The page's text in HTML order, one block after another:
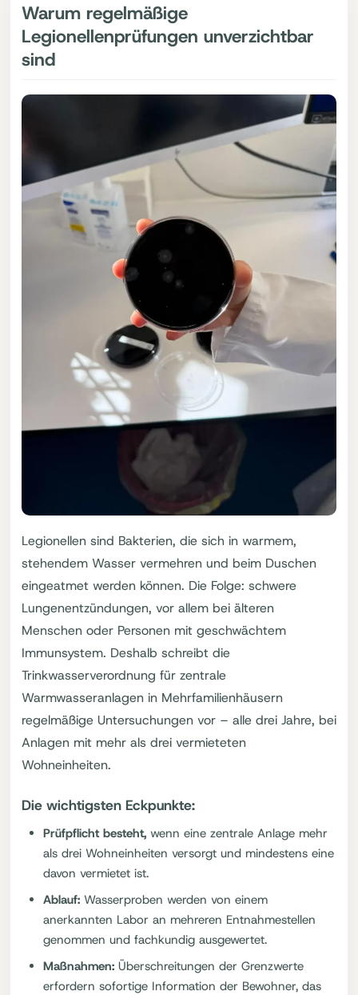
Warum regelmäßige
Legionellenprüfungen unverzichtbar
sind
Legionellen sind Bakterien, die sich in warmem,
stehendem Wasser vermehren und beim Duschen
eingeatmet werden können. Die Folge: schwere
Lungenentzündungen, vor allem bei älteren
Menschen oder Personen mit geschwächtem
Immunsystem. Deshalb schreibt die
Trinkwasserverordnung für zentrale
Warmwasseranlagen in Mehrfamilienhäusern
regelmäßige Untersuchungen vor – alle drei Jahre, bei
Anlagen mit mehr als drei vermieteten
Wohneinheiten.
Die wichtigsten Eckpunkte:
Prüfpflicht besteht, wenn eine zentrale Anlage mehr
als drei Wohneinheiten versorgt und mindestens eine
davon vermietet ist.
Ablauf: Wasserproben werden von einem
anerkannten Labor an mehreren Entnahmestellen
genommen und fachkundig ausgewertet.
Maßnahmen: Überschreitungen der Grenzwerte
erfordern sofortige Information der Bewohner, das